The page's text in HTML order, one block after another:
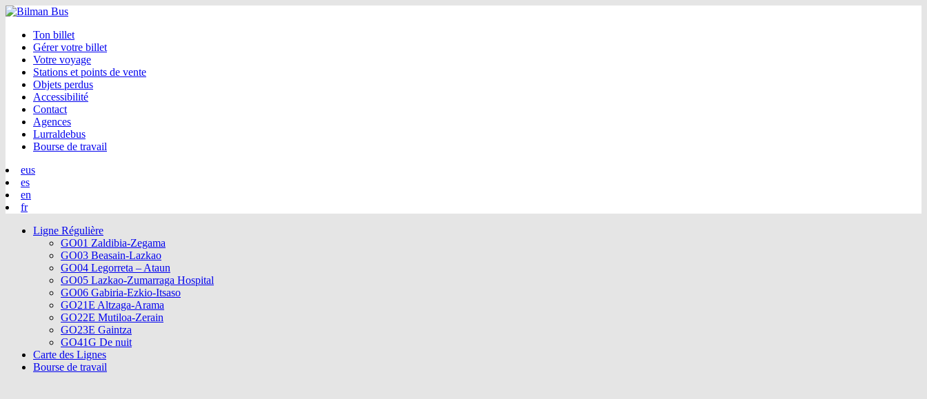
Ton billet
Gérer votre billet
Votre voyage
Stations et points de vente
Objets perdus
Accessibilité
Contact
Agences
Lurraldebus
Bourse de travail
eus
es
en
fr
Ligne Régulière
GO01 Zaldibia-Zegama
GO03 Beasain-Lazkao
GO04 Legorreta – Ataun
GO05 Lazkao-Zumarraga Hospital
GO06 Gabiria-Ezkio-Itsaso
GO21E Altzaga-Arama
GO22E Mutiloa-Zerain
GO23E Gaintza
GO41G De nuit
Carte des Lignes
Bourse de travail